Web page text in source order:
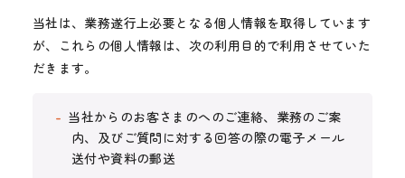
当社は、業務遂行上必要となる個人情報を取得しています
が、これらの個人情報は、次の利用目的で利用させていた
だきます。
当社からのお客さまのへのご連絡、業務のご案
内、及びご質問に対する回答の際の電子メール
送付や資料の郵送